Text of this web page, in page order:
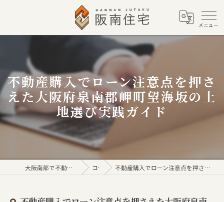
不動産購入でローン注意点を押さ
えた大阪府泉南郡岬町望海坂の土
地選び実践ガイド
大阪南部で不動産売買なら株式会社阪南住宅 コラム 不動産購入でローン注意点を押さえた大阪府泉南郡岬町望海坂の土地選び実践ガイド